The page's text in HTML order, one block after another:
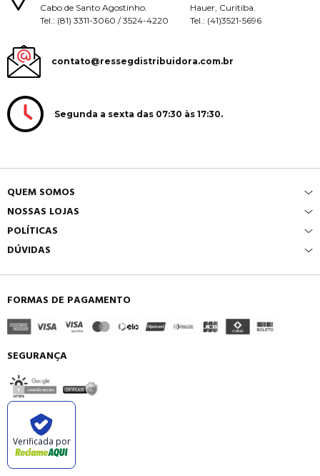
Cabo de Santo Agostinho.
Tel.: (81) 3311-3060 / 3524-4220
Hauer, Curitiba.
Tel.: (41)3521-5696
contato@ressegdistribuidora.com.br
Segunda a sexta das 07:30 às 17:30.
QUEM SOMOS
NOSSAS LOJAS
POLÍTICAS
DÚVIDAS
FORMAS DE PAGAMENTO
SEGURANÇA
Verificada por